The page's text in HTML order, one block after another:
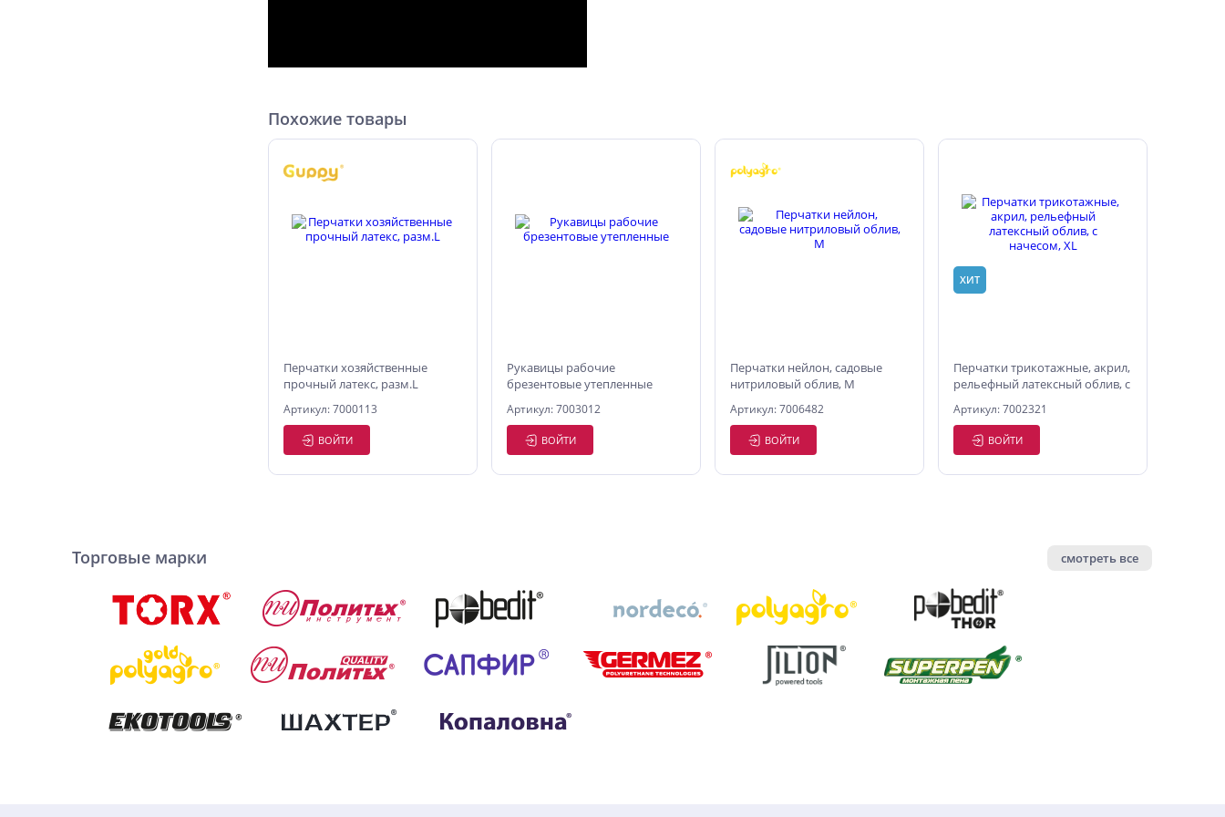
Похожие товары
Перчатки хозяйственные
прочный латекс, разм.L
Артикул: 7000113
ВОЙТИ
Рукавицы рабочие
брезентовые утепленные
Артикул: 7003012
ВОЙТИ
Перчатки нейлон, садовые
нитриловый облив, M
Артикул: 7006482
ВОЙТИ
ХИТ
Перчатки трикотажные, акрил,
рельефный латексный облив, с
Артикул: 7002321
ВОЙТИ
Торговые марки смотреть все